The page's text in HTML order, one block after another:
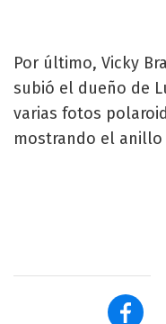
Por último, Vicky
subió el dueño de
varias fotos
mostrando el anillo